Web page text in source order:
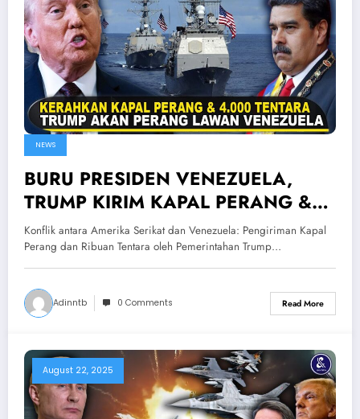
NEWS
BURU PRESIDEN VENEZUELA,
TRUMP KIRIM KAPAL PERANG &
4.000 TENTARA! Fakta Konflik AS
vs Venezuela
Konflik antara Amerika Serikat dan Venezuela: Pengiriman Kapal
Perang dan Ribuan Tentara oleh Pemerintahan Trump…
Adinntb 0 Comments Read More
August 22, 2025